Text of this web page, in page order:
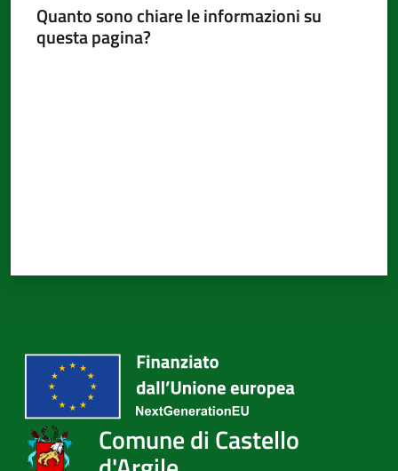
d'Argile
Quanto sono chiare le informazioni su
questa pagina?
Comune di Castello